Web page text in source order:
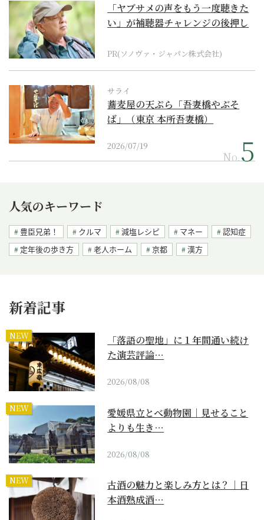
「ヤブサメの声をもう一度聴きた
い」が補聴器チャレンジの後押し
PR(ソノヴァ・ジャパン株式会社)
サライ
蕎麦屋の天ぷら「吾妻橋やぶそ
ば」（東京 本所吾妻橋）
2026/07/19
No.
人気のキーワード
豊臣兄弟！ クルマ 減塩レシピ マネー
認知症
定年後の歩き方
老人ホーム 京都 漢方
新着記事
NEW
「落語の聖地」に１年間通い続け
た演芸評論…
2026/08/08
NEW
愛媛県立とべ動物園｜見せること
よりも生き…
2026/08/08
NEW
古酒の魅力と楽しみ方とは？｜日
本酒熟成酒…